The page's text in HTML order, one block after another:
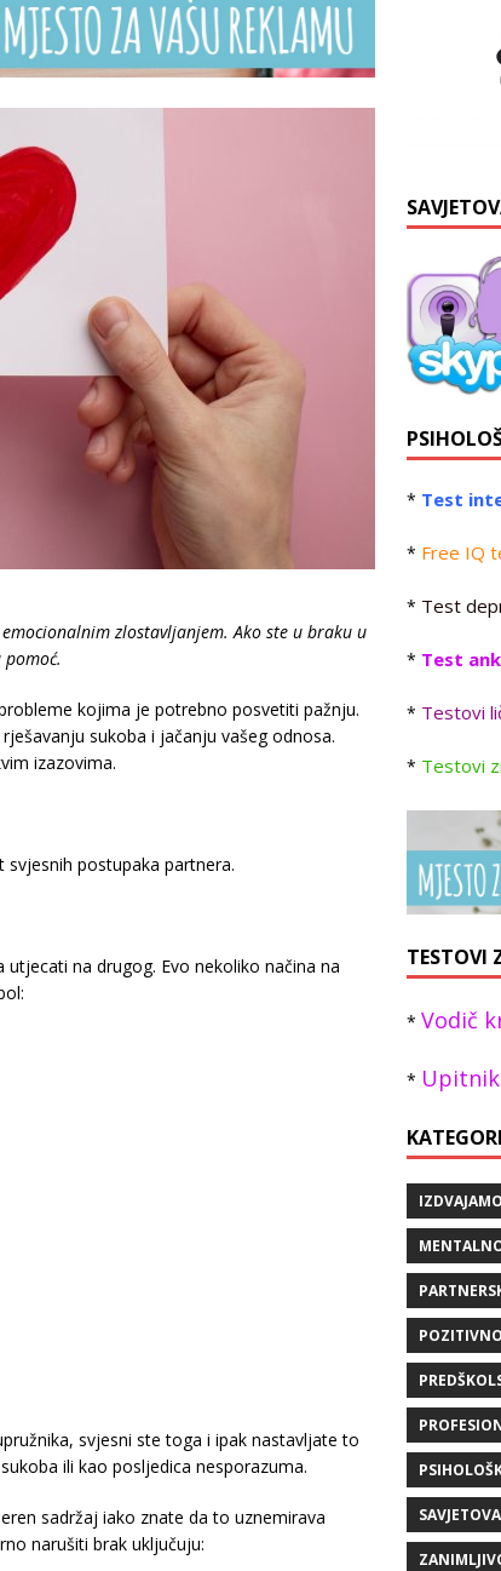
zlostavljanjem. Ako ste u braku u
kojima je potrebno posvetiti pažnju.
sukoba i jačanju vašeg odnosa.
izazovima.
postupaka partnera.
na drugog. Evo nekoliko načina na
svjesni ste toga i ipak nastavljate to
ili kao posljedica nesporazuma.
sadržaj iako znate da to uznemirava
narušiti brak uključuju:
* Test
* Free IQ
* Test
* Test
* Testovi
* Testovi
TESTOVI
* Vodič
*
IZDVAJAMO